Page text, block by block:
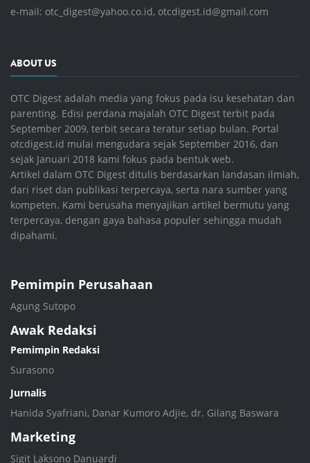
e-mail: otc_digest@yahoo.co.id, otcdigest.id@gmail.com
ABOUT US
OTC Digest adalah media yang fokus pada isu kesehatan dan
parenting. Edisi perdana majalah OTC Digest terbit pada
September 2009, terbit secara teratur setiap bulan. Portal
otcdigest.id mulai mengudara sejak September 2016, dan
sejak Januari 2018 kami fokus pada bentuk web.
Artikel dalam OTC Digest ditulis berdasarkan landasan ilmiah,
dari riset dan publikasi terpercaya, serta nara sumber yang
kompeten. Kami berusaha menyajikan artikel bermutu yang
terpercaya, dengan gaya bahasa populer sehingga mudah
dipahami.
Pemimpin Perusahaan
Agung Sutopo
Awak Redaksi
Pemimpin Redaksi
Surasono
Jurnalis
Hanida Syafriani, Danar Kumoro Adjie, dr. Gilang Baswara
Marketing
Sigit Laksono Danuardi